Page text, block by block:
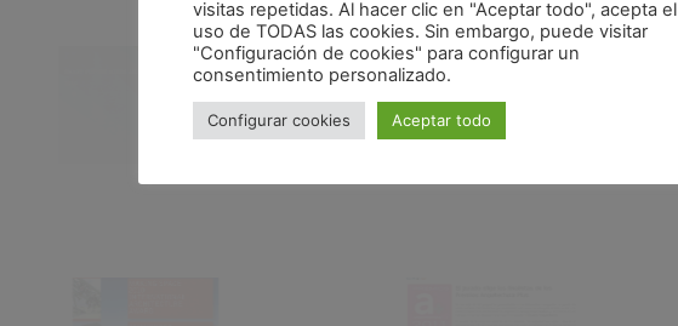
visitas repetidas. Al hacer clic en "Aceptar todo", acepta el
uso de TODAS las cookies. Sin embargo, puede visitar
"Configuración de cookies" para configurar un
consentimiento personalizado.
Configurar cookies Aceptar todo